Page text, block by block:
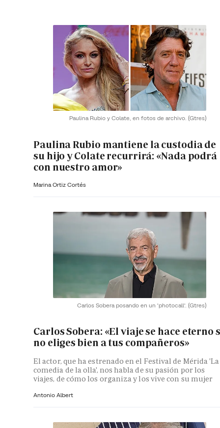
Paulina Rubio y Colate, en fotos de archivo. (Gtres)
Paulina Rubio mantiene la custodia de
su hijo y Colate recurrirá: «Nada podrá
con nuestro amor»
Marina Ortiz Cortés
Carlos Sobera posando en un 'photocall'. (Gtres)
Carlos Sobera: «El viaje se hace eterno
no eliges bien a tus compañeros»
El actor, que ha estrenado en el Festival de Mérida 'La
comedia de la olla', nos habla de su pasión por los
viajes, de cómo los organiza y los vive con su mujer
Antonio Albert